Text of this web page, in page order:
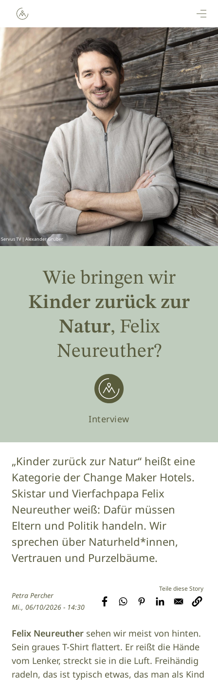
TV | Alexander Gruber
Wie bringen wir
Kinder zurück zur
Natur, Felix
Neureuther?
Interview
„Kinder zurück zur Natur“ heißt eine
Kategorie der Change Maker Hotels.
Skistar und Vierfachpapa Felix
Neureuther weiß: Dafür müssen
Eltern und Politik handeln. Wir
sprechen über Naturheld*innen,
Vertrauen und Purzelbäume.
Petra Percher
Mi., 06/10/2026 - 14:30
Felix Neureuther sehen wir meist von hinten.
Sein graues T-Shirt flattert. Er reißt die Hände
vom Lenker, streckt sie in die Luft. Freihändig
radeln, das ist typisch etwas, das man als Kind